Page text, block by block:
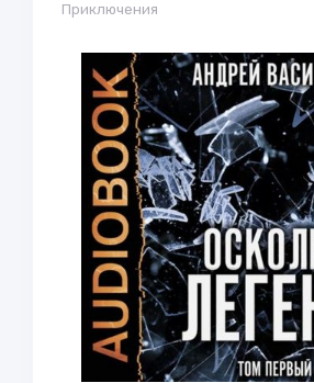
Приключения